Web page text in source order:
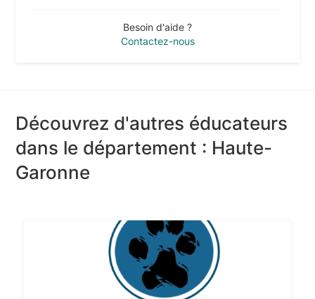
Besoin d'aide ?
Contactez-nous
Découvrez d'autres éducateurs
dans le département : Haute-
Garonne